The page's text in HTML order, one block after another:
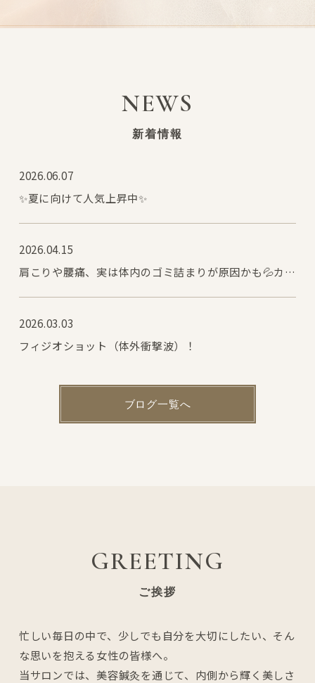
NEWS
新着情報
2026.06.07
✨夏に向けて人気上昇中✨
2026.04.15
肩こりや腰痛、実は体内のゴミ詰まりが原因かも💦カッ
✨
2026.03.03
フィジオショット（体外衝撃波）！
ブログ一覧へ
GREETING
ご挨拶
忙しい毎日の中で、少しでも自分を大切にしたい、そん
な思いを抱える女性の皆様へ。
当サロンでは、美容鍼灸を通じて、内側から輝く美しさ